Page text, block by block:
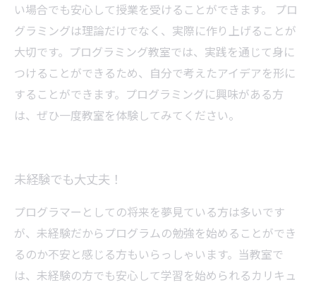
い場合でも安心して授業を受けることができます。 プロ
グラミングは理論だけでなく、実際に作り上げることが
大切です。プログラミング教室では、実践を通じて身に
つけることができるため、自分で考えたアイデアを形に
することができます。プログラミングに興味がある方
は、ぜひ一度教室を体験してみてください。
未経験でも大丈夫！
プログラマーとしての将来を夢見ている方は多いです
が、未経験だからプログラムの勉強を始めることができ
るのか不安と感じる方もいらっしゃいます。当教室で
は、未経験の方でも安心して学習を始められるカリキュ